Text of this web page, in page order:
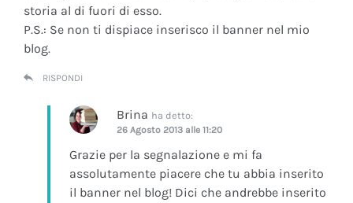
storia al di fuori di esso.
P.S.: Se non ti dispiace inserisco il banner nel mio
blog.
RISPONDI
Brina ha detto:
26 Agosto 2013 alle 11:20
Grazie per la segnalazione e mi fa
assolutamente piacere che tu abbia inserito
il banner nel blog! Dici che andrebbe inserito